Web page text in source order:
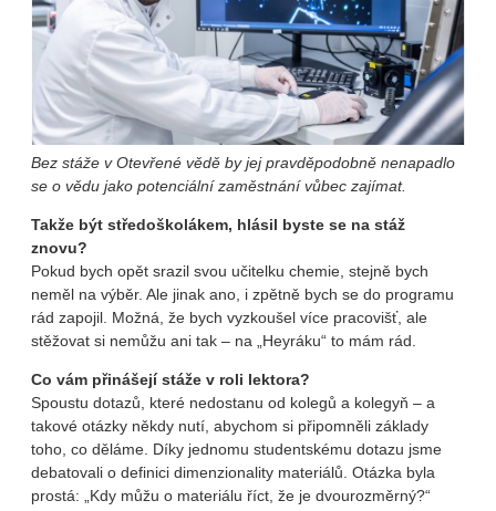
Bez stáže v Otevřené vědě by jej pravděpodobně nenapadlo
se o vědu jako potenciální zaměstnání vůbec zajímat.
Takže být středoškolákem, hlásil byste se na stáž
znovu?
Pokud bych opět srazil svou učitelku chemie, stejně bych
neměl na výběr. Ale jinak ano, i zpětně bych se do programu
rád zapojil. Možná, že bych vyzkoušel více pracovišť, ale
stěžovat si nemůžu ani tak – na „Heyráku“ to mám rád.
Co vám přinášejí stáže v roli lektora?
Spoustu dotazů, které nedostanu od kolegů a kolegyň – a
takové otázky někdy nutí, abychom si připomněli základy
toho, co děláme. Díky jednomu studentskému dotazu jsme
debatovali o definici dimenzionality materiálů. Otázka byla
prostá: „Kdy můžu o materiálu říct, že je dvourozměrný?“